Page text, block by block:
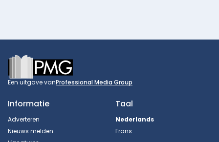
Footer
Een uitgave vanProfessional Media Group
Informatie
Adverteren
Nieuws melden
Taal
Nederlands
Frans